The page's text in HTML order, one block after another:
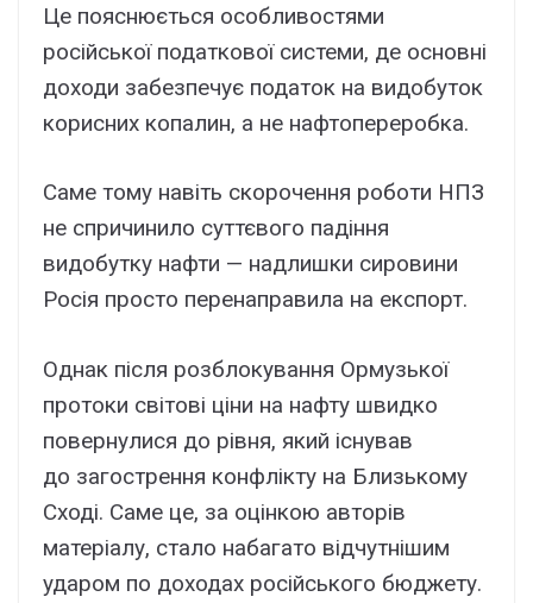
Це пояснюється особливостями
російської податкової системи, де основні
доходи забезпечує податок на видобуток
корисних копалин, а не нафтопереробка.
Саме тому навіть скорочення роботи НПЗ
не спричинило суттєвого падіння
видобутку нафти — надлишки сировини
Росія просто перенаправила на експорт.
Однак після розблокування Ормузької
протоки світові ціни на нафту швидко
повернулися до рівня, який існував
до загострення конфлікту на Близькому
Сході. Саме це, за оцінкою авторів
матеріалу, стало набагато відчутнішим
ударом по доходах російського бюджету.